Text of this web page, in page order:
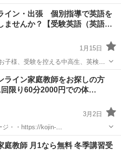
應大学の学生(文系理系それぞれ多
。 生徒一人ひとりの性
コマ
イン・出張 個別指導で英語を
ませんか？【受験英語（英語…
1月15日
様、受験を控える中高生、英検・
ップやビジネスシーンでの英語習得
人の希望・目標や英語レベルに合わ
TOEFL
ライン家庭教師をお探しの方
回限り60分2000円での体…
3月2日
オンライン
庭教師 月1なら無料 冬季講習受